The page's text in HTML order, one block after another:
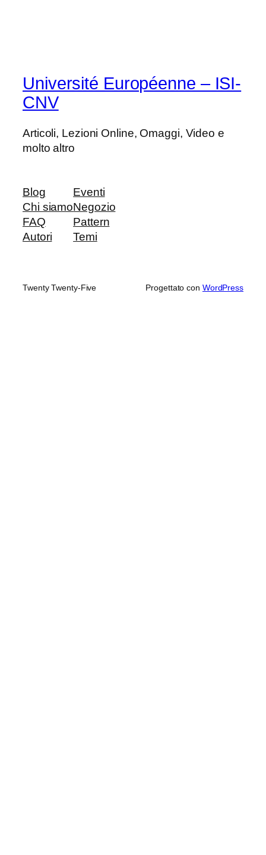
Université Européenne – ISI-
CNV
Articoli, Lezioni Online, Omaggi, Video e
molto altro
Blog
Chi siamo
FAQ
Autori
Eventi
Negozio
Pattern
Temi
Twenty Twenty-Five Progettato con WordPress